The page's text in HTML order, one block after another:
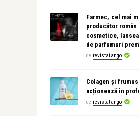
Farmec, cel mai
producător român
cosmetice,
de parfumuri
de revistatango
Colagen și
acționează în
de revistatango